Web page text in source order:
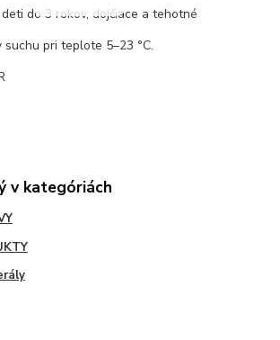
do 3 rokov, dojčiace a tehotné
suchu pri teplote 5–23 °C.
v kategóriách